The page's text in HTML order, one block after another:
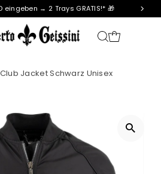
eingeben → 2 Trays GRATIS!* 🎁
Club Jacket Schwarz Unisex